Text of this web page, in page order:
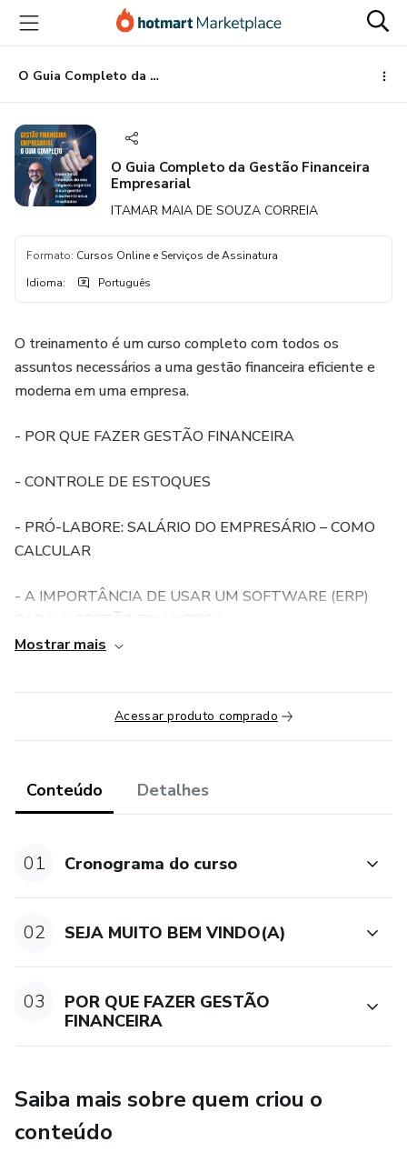
para
conteúdo
principal
para
pagamento
para
rodapé
O Guia Completo da Gestão Financeira Empresarial
O Guia Completo da Gestão Financeira
Empresarial
ITAMAR MAIA DE SOUZA CORREIA
Formato: Cursos Online e Serviços de Assinatura
Idioma: Português
O treinamento é um curso completo com todos os
assuntos necessários a uma gestão financeira eficiente e
moderna em uma empresa.
- POR QUE FAZER GESTÃO FINANCEIRA
- CONTROLE DE ESTOQUES
- PRÓ-LABORE: SALÁRIO DO EMPRESÁRIO – COMO
CALCULAR
- A IMPORTÂNCIA DE USAR UM SOFTWARE (ERP)
- CUSTO/DESPESA – CUSTO FIXO/VARIÁVEL
- DRE
Mostrar mais
Acessar produto comprado
Conteúdo Detalhes
01 Cronograma do curso
02 SEJA MUITO BEM VINDO(A)
03
POR QUE FAZER GESTÃO
FINANCEIRA
Saiba mais sobre quem criou o
conteúdo